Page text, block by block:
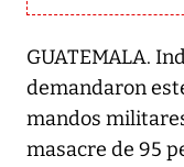
GUATEMALA.
demandaron
mandos
masacre de 95